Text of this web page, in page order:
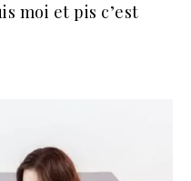
moi et pis c’est